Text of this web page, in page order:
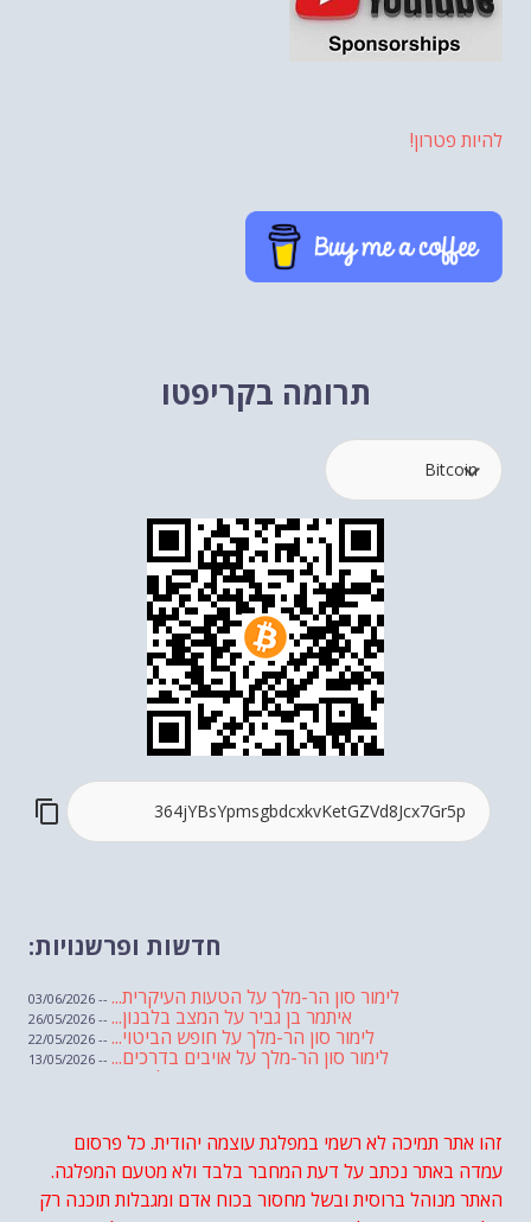
להיות פטרון!
תרומה בקריפטו
חדשות ופרשנויות:
לימור סון הר-מלך על הטעות העיקרית... -- 03/06/2026
איתמר בן גביר על המצב בלבנון... -- 26/05/2026
לימור סון הר-מלך על חופש הביטוי... -- 22/05/2026
לימור סון הר-מלך על אויבים בדרכים... -- 13/05/2026
שבועת אמונים לדעאש
לימור סון הר-מלך על חוק...-- 19/04/2026
מיכאל בן ארי על פרשת הת...
מיכאל בן ארי על פרשת הת... -- 10/04/2026
השר בן גביר במקום נפילת הטיל.... -- 06/04/2026
זהו אתר תמיכה לא רשמי במפלגת עוצמה יהודית. כל פרסום
עמדה באתר נכתב על דעת המחבר בלבד ולא מטעם המפלגה.
האתר מנוהל ברוסית ובשל מחסור בכוח אדם ומגבלות תוכנה רק